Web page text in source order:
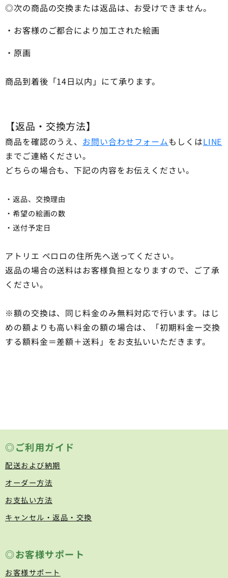
◎次の商品の交換または返品は、お受けできません。
・お客様のご都合により加工された絵画
・原画
商品到着後「14日以内」にて承ります。
【返品・交換方法】
商品を確認のうえ、 お問い合わせフォームもしくはLINE
までご連絡ください。
どちらの場合も、下記の内容をお伝えください。
・返品、交換理由
・希望の絵画の数
・送付予定日
アトリエ ペロロの住所先へ送ってください。
返品の場合の送料はお客様負担となりますので、ご了承
ください。
※額の交換は、同じ料金のみ無料対応で行います。はじ
めの額よりも高い料金の額の場合は、「初期料金ー交換
する額料金＝差額＋送料」をお支払いいただきます。
◎ご利用ガイド
配送および納期
オーダー方法
お支払い方法
キャンセル・返品・交換
◎お客様サポート
お客様サポート